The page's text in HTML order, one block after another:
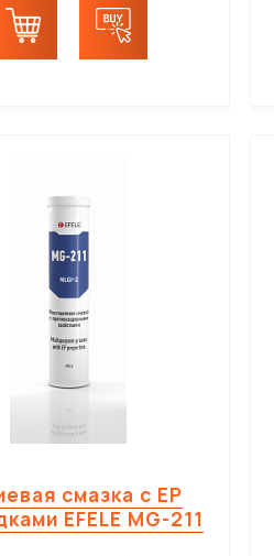
смазка с EP
EFELE MG-211